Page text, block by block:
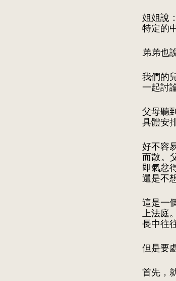
姐姐說
特定的
弟弟也
我們的
一起討論
父母聽
具體安
好不容
而散。
即氣忿
還是不
這是一
上法庭
長中往
但是要
首先，